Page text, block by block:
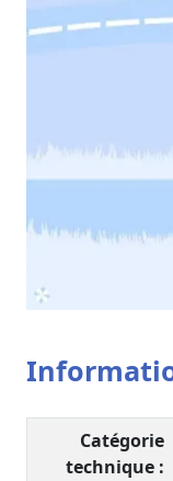
Catégorie
technique :